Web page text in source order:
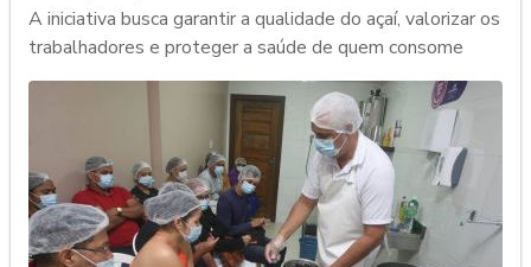
A iniciativa busca garantir a qualidade do açaí, valorizar os
trabalhadores e proteger a saúde de quem consome